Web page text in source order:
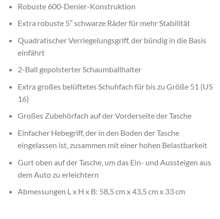
Robuste 600-Denier-Konstruktion
Extra robuste 5″ schwarze Räder für mehr Stabilität
Quadratischer Verriegelungsgriff, der bündig in die Basis
einfährt
2-Ball gepolsterter Schaumballhalter
Extra großes belüftetes Schuhfach für bis zu Größe 51 (US
16)
Großes Zubehörfach auf der Vorderseite der Tasche
Einfacher Hebegriff, der in den Boden der Tasche
eingelassen ist, zusammen mit einer hohen Belastbarkeit
Gurt oben auf der Tasche, um das Ein- und Aussteigen aus
dem Auto zu erleichtern
Abmessungen L x H x B: 58,5 cm x 43,5 cm x 33 cm